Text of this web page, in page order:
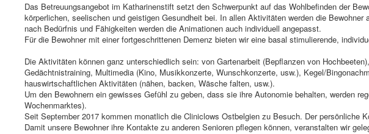
Das Betreuungsangebot im Katharinenstift setzt den Schwerpunkt auf das Wohlbefinden der
körperlichen, seelischen und geistigen Gesundheit bei. In allen Aktivitäten werden die
nach Bedürfnis und Fähigkeiten werden die Animationen auch individuell angepasst.
Für die Bewohner mit einer fortgeschrittenen Demenz bieten wir eine basal stimulierende,
Die Aktivitäten können ganz unterschiedlich sein: von Gartenarbeit (Bepflanzen von
Gedächtnistraining, Multimedia (Kino, Musikkonzerte, Wunschkonzerte, usw.), Kegel/
hauswirtschaftlichen Aktivitäten (nähen, backen, Wäsche falten, usw.).
Um den Bewohnern ein gewisses Gefühl zu geben, dass sie ihre Autonomie behalten, werden
Wochenmarktes).
Seit September 2017 kommen monatlich die Cliniclows Ostbelgien zu Besuch. Der persönliche
Damit unsere Bewohner ihre Kontakte zu anderen Senioren pflegen können, veranstalten wir